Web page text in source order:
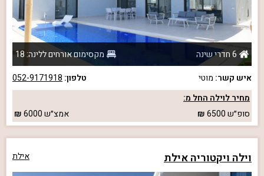
6 חדרי שינה
מקסימום אורחים ללינה: 18
איש קשר: מוטי טלפון: 052-9171918
מחיר לוילה החל מ:
סופ״ש6500 אמצ״ש6000
וילה ויקטוריה אילת אילת